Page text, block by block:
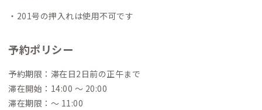
・201号の押入れは使用不可です
予約ポリシー
予約期限：滞在日2日前の正午まで
滞在開始：14:00 〜 20:00
滞在期限：〜 11:00